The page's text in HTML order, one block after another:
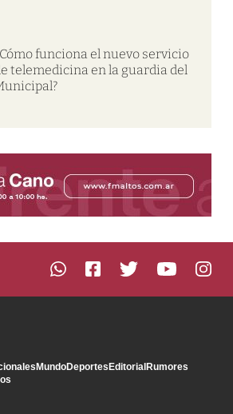
funciona el nuevo servicio
telemedicina en la guardia del
MundoDeportesEditorialRumores